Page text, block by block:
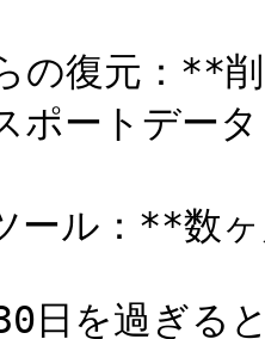
復元：**
ートデー
ル：**数ヶ
を過ぎる